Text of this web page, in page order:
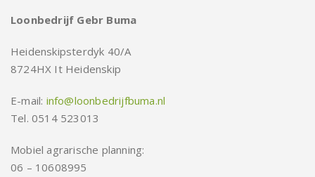
Loonbedrijf Gebr Buma
Heidenskipsterdyk 40/A
8724HX It Heidenskip
E-mail: info@loonbedrijfbuma.nl
Tel. 0514 523013
Mobiel agrarische planning:
06 – 10608995